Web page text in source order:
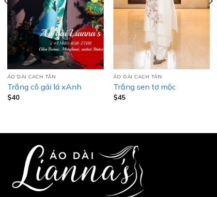
ÁO DÀI CACH TÂN
Trắng cô gái lá xAnh
$40
ÁO DÀI CACH TÂN
Trắng sen tơ mộc
$45